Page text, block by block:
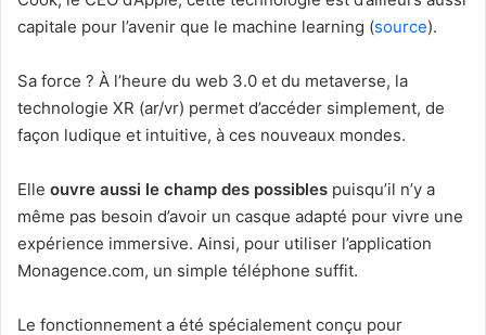
capitale pour l’avenir que le machine learning (source).
Sa force ? À l’heure du web 3.0 et du metaverse, la
technologie XR (ar/vr) permet d’accéder simplement, de
façon ludique et intuitive, à ces nouveaux mondes.
Elle ouvre aussi le champ des possibles puisqu’il n’y a
même pas besoin d’avoir un casque adapté pour vivre une
expérience immersive. Ainsi, pour utiliser l’application
Monagence.com, un simple téléphone suffit.
Le fonctionnement a été spécialement conçu pour